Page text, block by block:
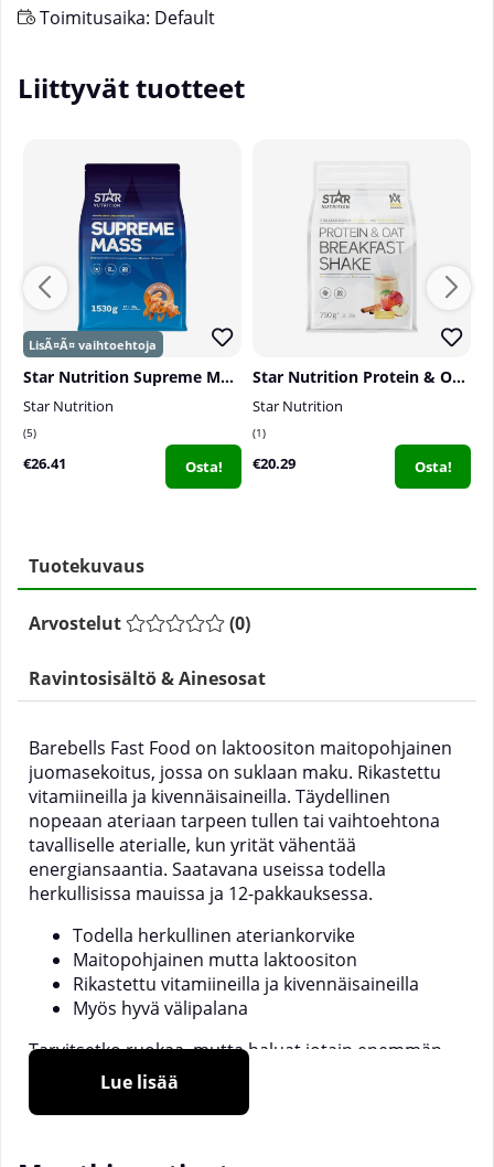
Toimitusaika: Default
Liittyvät tuotteet
Star Nutrition Supreme Mass, 1530 g
Star Nutrition
5
€26.41 Osta!
Star Nutrition Protein & Oat Breakfast Shake, 750 g
Star Nutrition
1
€20.29 Osta!
Tuotekuvaus
Arvostelut (0)
Ravintosisältö & Ainesosat
Barebells Fast Food on laktoositon maitopohjainen
juomasekoitus, jossa on suklaan maku. Rikastettu
vitamiineilla ja kivennäisaineilla. Täydellinen
nopeaan ateriaan tarpeen tullen tai vaihtoehtona
tavalliselle aterialle, kun yrität vähentää
energiansaantia. Saatavana useissa todella
herkullisissa mauissa ja 12-pakkauksessa.
Todella herkullinen ateriankorvike
Maitopohjainen mutta laktoositon
Rikastettu vitamiineilla ja kivennäisaineilla
Myös hyvä välipalana
Tarvitsetko ruokaa, mutta haluat jotain enemmän
kuin proteiinijuoman tai tavallisen patukan? FOOD
joka sopii täydellisesti sekä välipalaksi että
Lue lisää